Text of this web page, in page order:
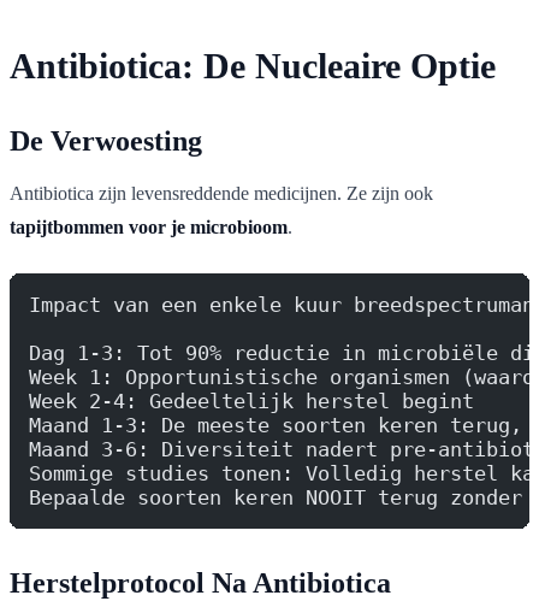
Antibiotica: De Nucleaire Optie
De Verwoesting
Antibiotica zijn levensreddende medicijnen. Ze zijn ook
tapijtbommen voor je microbioom.
Impact van een enkele kuur
Dag 1-3: Tot 90% reductie in microbiële
Week 1: Opportunistische organismen
Week 2-4: Gedeeltelijk herstel begint
Maand 1-3: De meeste soorten keren terug,
Maand 3-6: Diversiteit nadert pre-
Sommige studies tonen: Volledig herstel
Bepaalde soorten keren NOOIT terug
Herstelprotocol Na Antibiotica